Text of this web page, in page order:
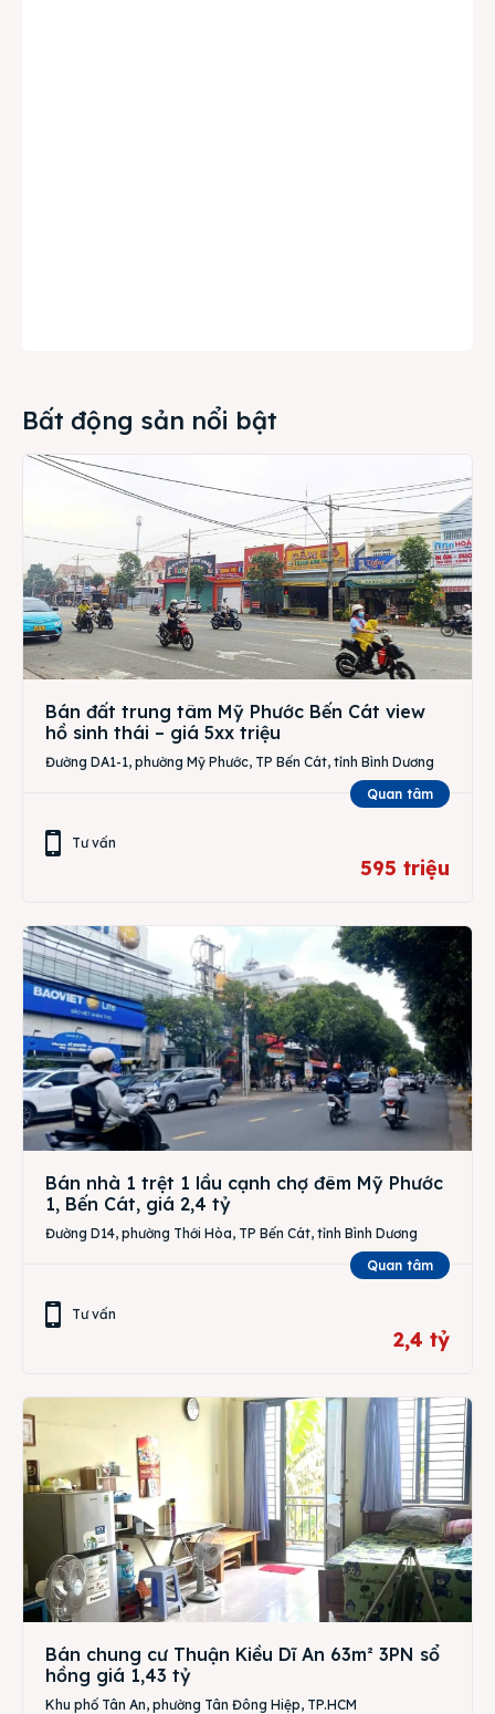
Bất động sản nổi bật
Bán đất trung tâm Mỹ Phước Bến Cát view
hồ sinh thái – giá 5xx triệu
Đường DA1-1, phường Mỹ Phước, TP Bến Cát, tỉnh Bình Dương
Quan tâm
Tư vấn
595 triệu
Bán nhà 1 trệt 1 lầu cạnh chợ đêm Mỹ Phước
1, Bến Cát, giá 2,4 tỷ
Đường D14, phường Thới Hòa, TP Bến Cát, tỉnh Bình Dương
Quan tâm
Tư vấn
2,4 tỷ
Bán chung cư Thuận Kiều Dĩ An 63m² 3PN sổ
hồng giá 1,43 tỷ
Khu phố Tân An, phường Tân Đông Hiệp, TP.HCM